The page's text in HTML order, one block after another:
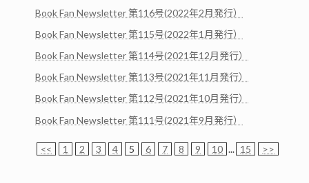
Book Fan Newsletter 第116号(2022年2月発行）
Book Fan Newsletter 第115号(2022年1月発行）
Book Fan Newsletter 第114号(2021年12月発行）
Book Fan Newsletter 第113号(2021年11月発行）
Book Fan Newsletter 第112号(2021年10月発行）
Book Fan Newsletter 第111号(2021年9月発行）
<< 1 2 3 4 5 6 7 8 9 10 ... 15 >>